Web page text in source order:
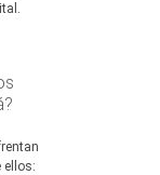
ellos: